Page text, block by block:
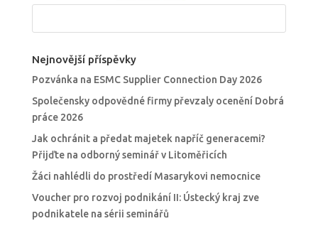
Nejnovější příspěvky
Pozvánka na ESMC Supplier Connection Day 2026
Společensky odpovědné firmy převzaly ocenění Dobrá
práce 2026
Jak ochránit a předat majetek napříč generacemi?
Přijďte na odborný seminář v Litoměřicích
Žáci nahlédli do prostředí Masarykovi nemocnice
Voucher pro rozvoj podnikání II: Ústecký kraj zve
podnikatele na sérii seminářů